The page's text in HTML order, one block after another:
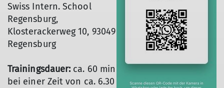
Swiss Intern. School
Regensburg,
Klosterackerweg 10, 93049
Regensburg
Trainingsdauer: ca. 60 min
bei einer Zeit von ca. 6.30